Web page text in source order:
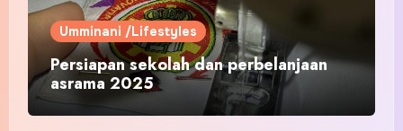
Umminani /Lifestyles
Persiapan sekolah dan perbelanjaan
asrama 2025